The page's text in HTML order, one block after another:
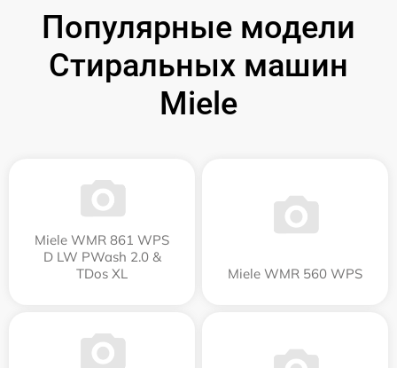
Популярные модели
Стиральных машин
Miele
Miele WMR 861 WPS
D LW PWash 2.0 &
TDos XL
Miele WMR 560 WPS